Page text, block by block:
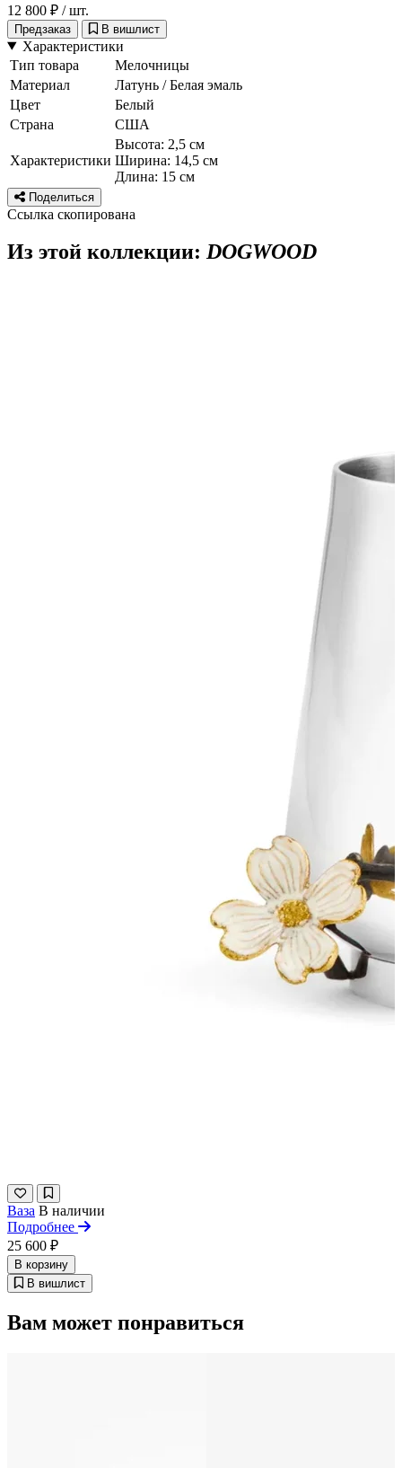
12 800 ₽ / шт.
Предзаказ В вишлист
Характеристики
Тип товара
Мелочницы
Материал
Латунь / Белая эмаль
Цвет
Белый
Страна
США
Характеристики
Высота: 2,5 см
Ширина: 14,5 см
Длина: 15 см
Поделиться
Ссылка скопирована
Из этой коллекции: DOGWOOD
Ваза В наличии
Подробнее
25 600 ₽
В корзину
В вишлист
Вам может понравиться